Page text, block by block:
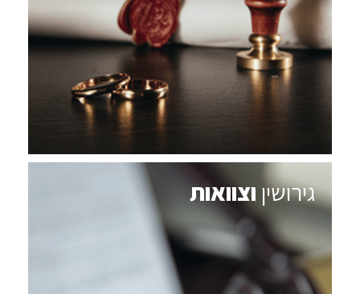
גירושין וצוואות